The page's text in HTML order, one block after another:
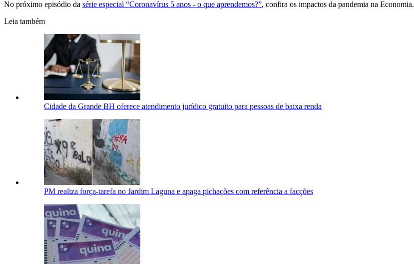
No próximo episódio da série especial “Coronavírus 5 anos - o que aprendemos?”, confira os impactos da pandemia na Economia.
Leia também
Cidade da Grande BH oferece atendimento jurídico gratuito para pessoas de baixa renda
PM realiza força-tarefa no Jardim Laguna e apaga pichações com referência a facções